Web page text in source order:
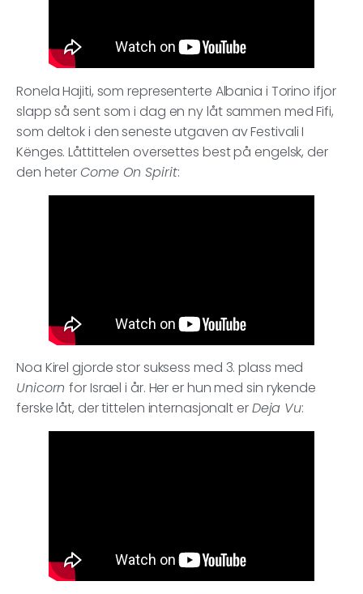
Ronela Hajiti, som representerte Albania i Torino ifjor
slapp så sent som i dag en ny låt sammen med Fifi,
som deltok i den seneste utgaven av Festivali I
Kënges. Låttittelen oversettes best på engelsk, der
den heter Come On Spirit:
Noa Kirel gjorde stor suksess med 3. plass med
Unicornfor Israel i år. Her er hun med sin rykende
ferske låt, der tittelen internasjonalt erDeja Vu: